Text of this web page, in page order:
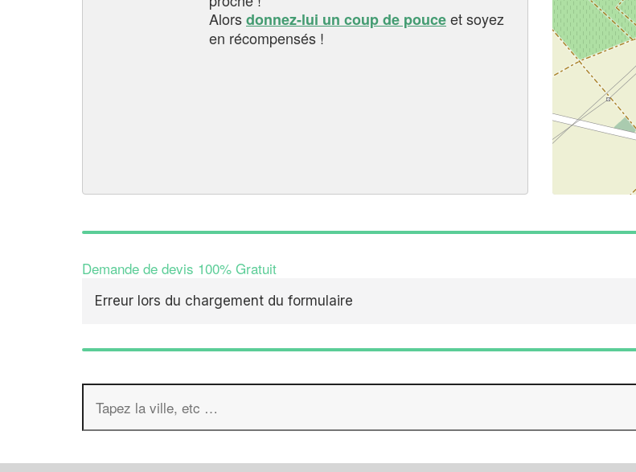
Alorsdonnez-lui un coup de pouceet soyez
en récompensés !
Demande de devis 100% Gratuit
Erreur lors du chargement du formulaire